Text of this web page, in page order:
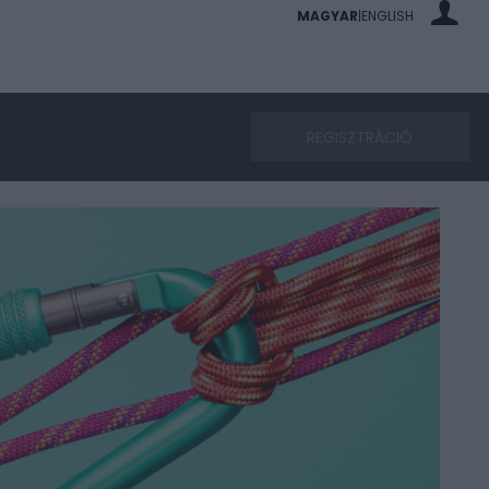
MAGYAR|ENGLISH